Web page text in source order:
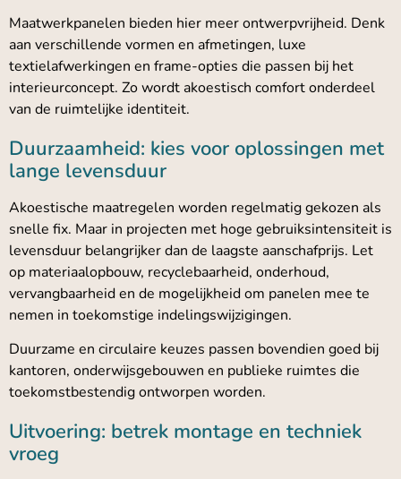
Maatwerkpanelen bieden hier meer ontwerpvrijheid. Denk
aan verschillende vormen en afmetingen, luxe
textielafwerkingen en frame-opties die passen bij het
interieurconcept. Zo wordt akoestisch comfort onderdeel
van de ruimtelijke identiteit.
Duurzaamheid: kies voor oplossingen met
lange levensduur
Akoestische maatregelen worden regelmatig gekozen als
snelle fix. Maar in projecten met hoge gebruiksintensiteit is
levensduur belangrijker dan de laagste aanschafprijs. Let
op materiaalopbouw, recyclebaarheid, onderhoud,
vervangbaarheid en de mogelijkheid om panelen mee te
nemen in toekomstige indelingswijzigingen.
Duurzame en circulaire keuzes passen bovendien goed bij
kantoren, onderwijsgebouwen en publieke ruimtes die
toekomstbestendig ontworpen worden.
Uitvoering: betrek montage en techniek
vroeg